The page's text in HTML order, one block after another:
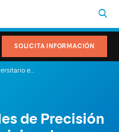
SOLICITA INFORMACIÓN
de Precisión